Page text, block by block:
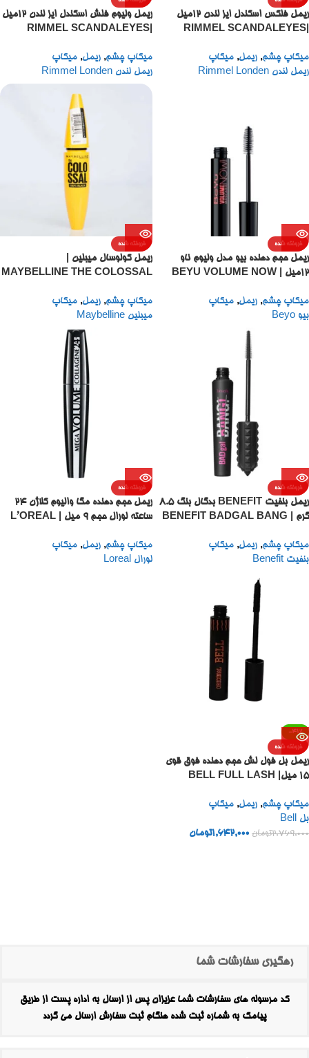
ریمل فلکس اسکندل ایز لندن 12میل
|RIMMEL SCANDALEYES
میکاپ چشم, ریمل, میکاپ
ریمل لندن Rimmel Londen
ریمل ولیوم فلش اسکندل ایز لندن 12میل
|RIMMEL SCANDALEYES
12ML
میکاپ چشم, ریمل, میکاپ
ریمل لندن Rimmel Londen
فروخته شده
ریمل حجم دهنده بیو مدل ولیوم ناو
12میل | BEYU VOLUME NOW
میکاپ چشم, ریمل, میکاپ
بیو Beyo
فروخته شده
ریمل کولوسال میبلین |
MAYBELLINE THE COLOSSAL
میکاپ چشم, ریمل, میکاپ
میبلین Maybelline
فروخته شده
ریمل بنفیت BENEFIT بدگال بنگ 8.5
گرم | BENEFIT BADGAL BANG
میکاپ چشم, ریمل, میکاپ
بنفیت Benefit
فروخته شده
ریمل حجم دهنده مگا والیوم کلاژن ۲۴
ساعته لورال حجم ۹ میل | L’OREAL
COLLAGEN MASCARA 9ML
میکاپ چشم, ریمل, میکاپ
لورال Loreal
-41%
فروخته شده
ریمل بل فول لش حجم دهنده فوق قوی
۱۵ میل| BELL FULL LASH
میکاپ چشم, ریمل, میکاپ
بل Bell
2,769,000تومان 1,642,000تومان
رهگیری سفارشات شما
کد مرسوله های سفارشات شما عزیزان پس از ارسال به اداره پست از طریق
پیامک به شماره ثبت شده هنگام ثبت سفارش ارسال می گردد